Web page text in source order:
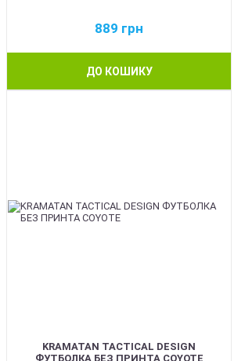
889 грн
ДО КОШИКУ
KRAMATAN TACTICAL DESIGN
ФУТБОЛКА БЕЗ ПРИНТА COYOTE